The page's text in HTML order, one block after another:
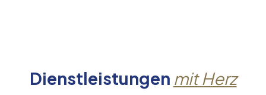
Dienstleistungen mit Herz